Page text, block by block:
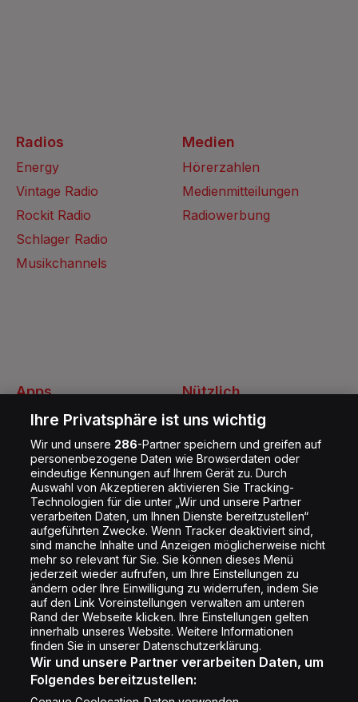
Folge uns
Radios
Energy
Vintage Radio
Rockit Radio
Schlager Radio
Musikchannels
Nützlich
Kontakt
Jobs
Shop
Impressum
Rechtliches
Datenschutz
Cookie Liste
Cookie Einstellung
Apps
Energy Radio App
Medien
Hörerzahlen
Medienmitteilungen
Radiowerbung
Ihre Privatsphäre ist uns wichtig
Wir und unsere 286-Partner speichern und greifen auf
personenbezogene Daten wie Browserdaten oder
eindeutige Kennungen auf Ihrem Gerät zu. Durch
Auswahl von Akzeptieren aktivieren Sie Tracking-
Technologien für die unter „Wir und unsere Partner
verarbeiten Daten, um Ihnen Dienste bereitzustellen“
aufgeführten Zwecke. Wenn Tracker deaktiviert sind,
sind manche Inhalte und Anzeigen möglicherweise nicht
mehr so relevant für Sie. Sie können dieses Menü
jederzeit wieder aufrufen, um Ihre Einstellungen zu
ändern oder Ihre Einwilligung zu widerrufen, indem Sie
auf den Link Voreinstellungen verwalten am unteren
Rand der Webseite klicken. Ihre Einstellungen gelten
innerhalb unseres Website. Weitere Informationen
finden Sie in unserer Datenschutzerklärung.
Wir und unsere Partner verarbeiten Daten, um
Folgendes bereitzustellen: